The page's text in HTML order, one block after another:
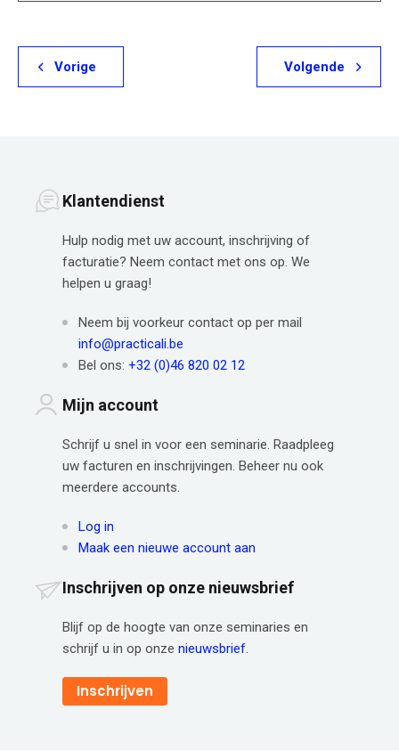
Vorige Volgende
Klantendienst
Hulp nodig met uw account, inschrijving of
facturatie? Neem contact met ons op. We
helpen u graag!
Neem bij voorkeur contact op per mail
info@practicali.be
Bel ons: +32 (0)46 820 02 12
Mijn account
Schrijf u snel in voor een seminarie. Raadpleeg
uw facturen en inschrijvingen. Beheer nu ook
meerdere accounts.
Log in
Maak een nieuwe account aan
Inschrijven op onze nieuwsbrief
Blijf op de hoogte van onze seminaries en
schrijf u in op onze nieuwsbrief.
Inschrijven